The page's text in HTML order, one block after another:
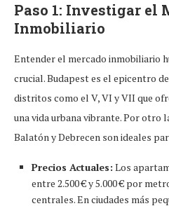
Paso 1: Investigar el
Inmobiliario
Entender el mercado inmobiliario
crucial. Budapest es el epicentro
distritos como el V, VI y VII que
una vida urbana vibrante. Por otro
Balatón y Debrecen son ideales
Precios Actuales: Los
entre 2.500 € y 5.000 € por
centrales. En ciudades más